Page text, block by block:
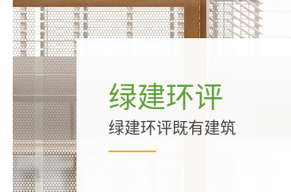
绿建环评
绿建环评既有建筑